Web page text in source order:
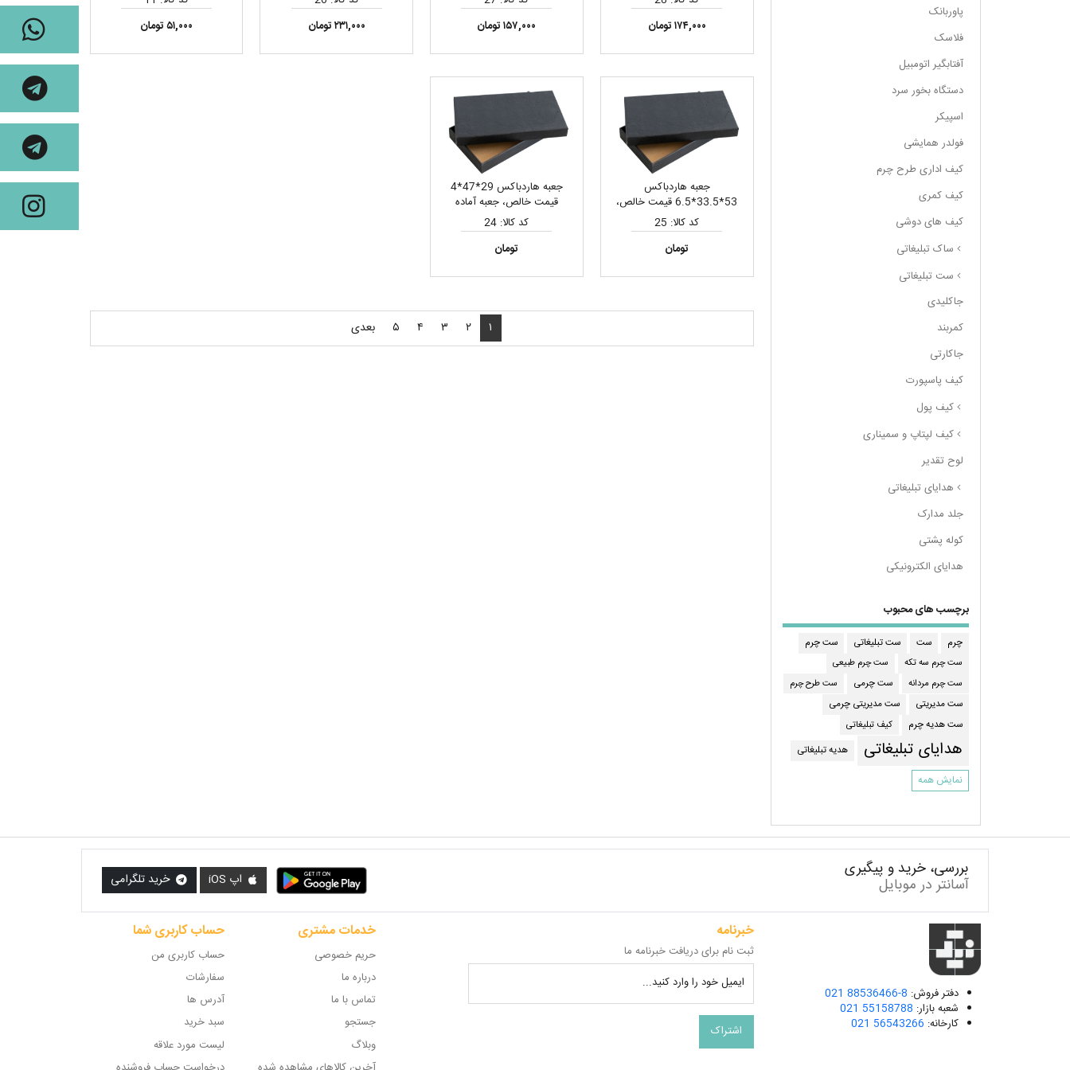
پاوربانک
فلاسک
آفتابگیر اتومبیل
دستگاه بخور سرد
اسپیکر
فولدر همایشی
کیف اداری طرح چرم
کیف کمری
کیف های دوشی
ساک تبلیغاتی
ست تبلیغاتی
جاکلیدی
کمربند
جاکارتی
کیف پاسپورت
کیف پول
کیف لپتاپ و سمیناری
لوح تقدیر
هدایای تبلیغاتی
جلد مدارک
کوله پشتی
هدایای الکترونیکی
برچسب های محبوب
چرم ست ست تبلیغاتی
ست چرم
ست چرم سه تکه
ست چرم طبیعی
ست چرم مردانه
ست چرمی
ست طرح چرم
ست مدیریتی
ست مدیریتی چرمی
ست هدیه چرم
کیف تبلیغاتی
هدایای تبلیغاتی هدیه تبلیغاتی
نمایش همه
۱۷۴,۰۰۰ تومان
۱۵۷,۰۰۰ تومان
۲۳۱,۰۰۰ تومان
۵۱,۰۰۰ تومان
جعبه هاردباکس
53*33.5*6.5 قیمت خالص،
جعبه آماده
کد کالا: 25
تومان
جعبه هاردباکس 29*47*4
قیمت خالص، جعبه آماده
کد کالا: 24
تومان
۱ ۲ ۳ ۴ ۵ بعدی
بررسی، خرید و پیگیری
آسانتر در موبایل اپ iOS خرید تلگرامی
دفتر فروش: 021 88536466-8
شعبه بازار: 021 55158788
کارخانه: 021 56543266
خبرنامه
ثبت نام برای دریافت خبرنامه ما
ایمیل خود را وارد کنید...
اشتراک
خدمات مشتری
حریم خصوصی
درباره ما
تماس با ما
جستجو
وبلاگ
حساب کاربری شما
حساب کاربری من
سفارشات
آدرس ها
سبد خرید
لیست مورد علاقه